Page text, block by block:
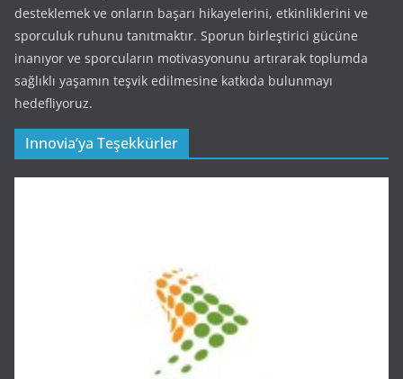
desteklemek ve onların başarı hikayelerini, etkinliklerini ve
sporculuk ruhunu tanıtmaktır. Sporun birleştirici gücüne
inanıyor ve sporcuların motivasyonunu artırarak toplumda
sağlıklı yaşamın teşvik edilmesine katkıda bulunmayı
hedefliyoruz.
Innovia’ya Teşekkürler